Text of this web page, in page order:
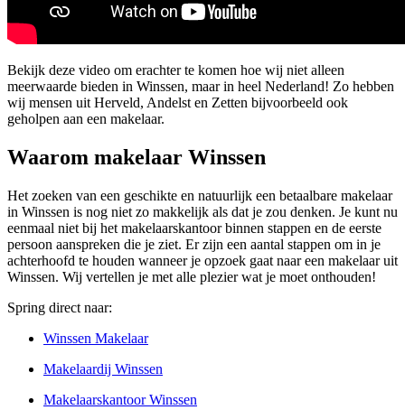
Bekijk deze video om erachter te komen hoe wij niet alleen
meerwaarde bieden in Winssen, maar in heel Nederland! Zo hebben
wij mensen uit Herveld, Andelst en Zetten bijvoorbeeld ook
geholpen aan een makelaar.
Waarom makelaar Winssen
Het zoeken van een geschikte en natuurlijk een betaalbare makelaar
in Winssen is nog niet zo makkelijk als dat je zou denken. Je kunt nu
eenmaal niet bij het makelaarskantoor binnen stappen en de eerste
persoon aanspreken die je ziet. Er zijn een aantal stappen om in je
achterhoofd te houden wanneer je opzoek gaat naar een makelaar uit
Winssen. Wij vertellen je met alle plezier wat je moet onthouden!
Spring direct naar:
Winssen Makelaar
Makelaardij Winssen
Makelaarskantoor Winssen